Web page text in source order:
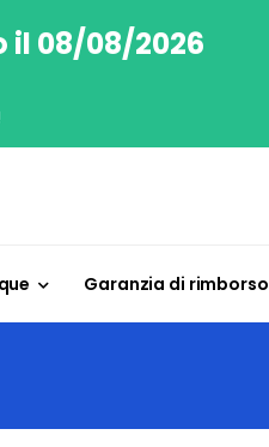
il 08/08/2026
Garanzia di rimborso